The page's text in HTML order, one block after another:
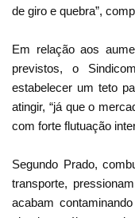
de giro e quebra”,
Em relação aos
previstos, o
estabelecer um teto
atingir, “já que o
com forte flutuação
Segundo Prado,
transporte,
acabam